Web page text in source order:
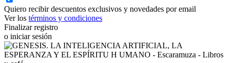
Quiero recibir descuentos exclusivos y novedades por email
Ver los términos y condiciones
Finalizar registro
o iniciar sesión